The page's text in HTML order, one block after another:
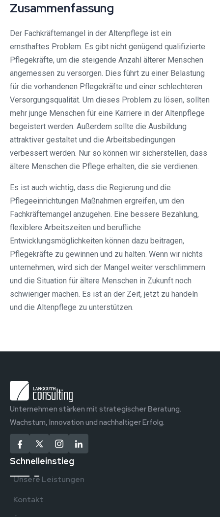
Zusammenfassung
Der Fachkräftemangel in der Altenpflege ist ein
ernsthaftes Problem. Es gibt nicht genügend qualifizierte
Pflegekräfte, um die steigende Anzahl älterer Menschen
angemessen zu versorgen. Dies führt zu einer Belastung
für die vorhandenen Pflegekräfte und einer schlechteren
Versorgungsqualität. Um dieses Problem zu lösen, sollten
mehr junge Menschen für eine Karriere in der Altenpflege
begeistert werden. Außerdem sollte die Ausbildung
attraktiver gestaltet und die Arbeitsbedingungen
verbessert werden. Nur so können wir sicherstellen, dass
ältere Menschen die Pflege erhalten, die sie verdienen.
Es ist auch wichtig, dass die Regierung und die
Pflegeeinrichtungen Maßnahmen ergreifen, um den
Fachkräftemangel anzugehen. Eine bessere Bezahlung,
flexiblere Arbeitszeiten und berufliche
Entwicklungsmöglichkeiten können dazu beitragen,
Pflegekräfte zu gewinnen und zu halten. Wenn wir nichts
unternehmen, wird sich der Mangel weiter verschlimmern
und die Situation für ältere Menschen in Zukunft noch
schwieriger machen. Es ist an der Zeit, jetzt zu handeln
und die Altenpflege zu unterstützen.
Unternehmen stärken mit strategischer Beratung.
Wachstum, Innovation und nachhaltiger Erfolg.
Schnelleinstieg
Unsere Leistungen
Kontakt